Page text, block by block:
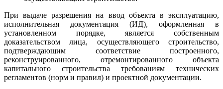
При выдаче разрешения на ввод объекта в эксплуатацию,
исполнительная документация (ИД), оформленная в
установленном порядке, является собственным
доказательством лица, осуществляющего строительство,
подтверждающим соответствие построенного,
реконструированного, отремонтированного объекта
капитального строительства требованиям технических
регламентов (норм и правил) и проектной документации.